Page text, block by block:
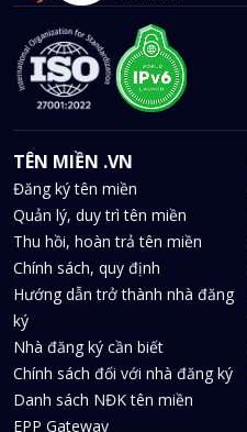
TÊN MIỀN .VN
Đăng ký tên miền
Quản lý, duy trì tên miền
Thu hồi, hoàn trả tên miền
Chính sách, quy định
Hướng dẫn trở thành nhà đăng
ký
Nhà đăng ký cần biết
Chính sách đối với nhà đăng ký
Danh sách NĐK tên miền
EPP Gateway